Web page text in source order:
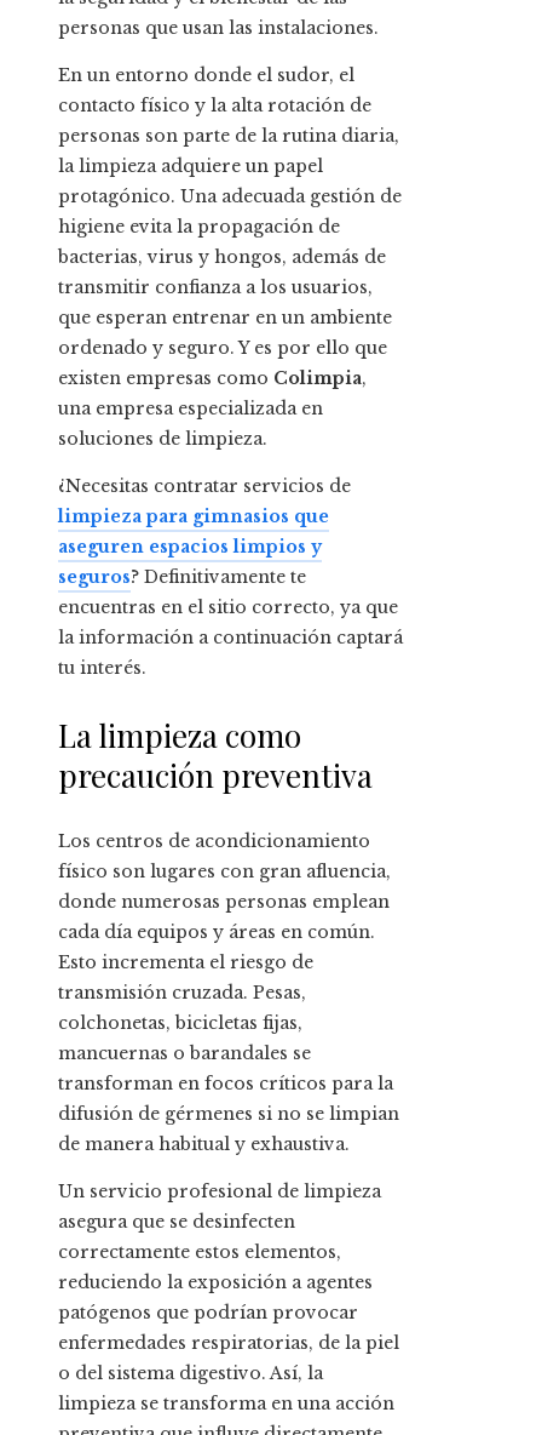
personas que usan las instalaciones.
En un entorno donde el sudor, el
contacto físico y la alta rotación de
personas son parte de la rutina diaria,
la limpieza adquiere un papel
protagónico. Una adecuada gestión de
higiene evita la propagación de
bacterias, virus y hongos, además de
transmitir confianza a los usuarios,
que esperan entrenar en un ambiente
ordenado y seguro. Y es por ello que
existen empresas como Colimpia,
una empresa especializada en
soluciones de limpieza.
¿Necesitas contratar servicios de
limpieza para gimnasios que
aseguren espacios limpios y
seguros? Definitivamente te
encuentras en el sitio correcto, ya que
la información a continuación captará
tu interés.
La limpieza como
precaución preventiva
Los centros de acondicionamiento
físico son lugares con gran afluencia,
donde numerosas personas emplean
cada día equipos y áreas en común.
Esto incrementa el riesgo de
transmisión cruzada. Pesas,
colchonetas, bicicletas fijas,
mancuernas o barandales se
transforman en focos críticos para la
difusión de gérmenes si no se limpian
de manera habitual y exhaustiva.
Un servicio profesional de limpieza
asegura que se desinfecten
correctamente estos elementos,
reduciendo la exposición a agentes
patógenos que podrían provocar
enfermedades respiratorias, de la piel
o del sistema digestivo. Así, la
limpieza se transforma en una acción